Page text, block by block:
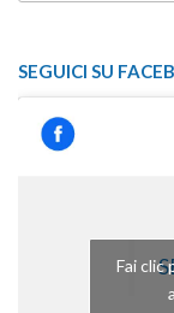
SEGUICI SU
Fai clic